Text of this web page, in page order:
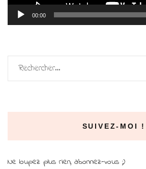
00:00
Rechercher :
SUIVEZ-MOI !
Ne loupez plus rien, abonnez-vous ;)